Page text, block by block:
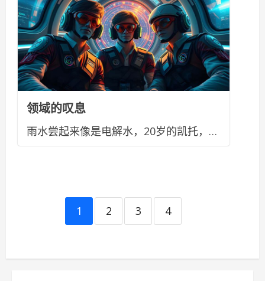
领域的叹息
雨水尝起来像是电解水，20岁的凯托，…
1 2 3 4